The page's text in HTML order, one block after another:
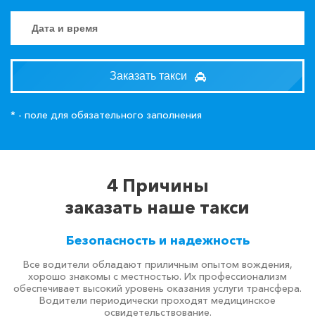
Заказать такси
* - поле для обязательного заполнения
4 Причины
заказать наше такси
Безопасность и надежность
Все водители обладают приличным опытом вождения,
хорошо знакомы с местностью. Их профессионализм
обеспечивает высокий уровень оказания услуги трансфера.
Водители периодически проходят медицинское
освидетельствование.